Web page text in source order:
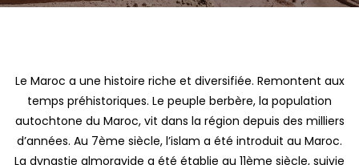
Le Maroc a une histoire riche et diversifiée. Remontent aux
temps préhistoriques. Le peuple berbère, la population
autochtone du Maroc, vit dans la région depuis des milliers
d’années. Au 7ème siècle, l’islam a été introduit au Maroc.
La dynastie almoravide a été établie au 11ème siècle, suivie